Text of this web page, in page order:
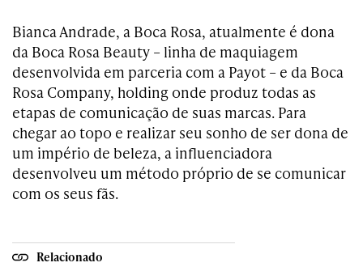
Bianca Andrade, a Boca Rosa, atualmente é dona
da Boca Rosa Beauty – linha de maquiagem
desenvolvida em parceria com a Payot – e da Boca
Rosa Company, holding onde produz todas as
etapas de comunicação de suas marcas. Para
chegar ao topo e realizar seu sonho de ser dona de
um império de beleza, a influenciadora
desenvolveu um método próprio de se comunicar
com os seus fãs.
Relacionado